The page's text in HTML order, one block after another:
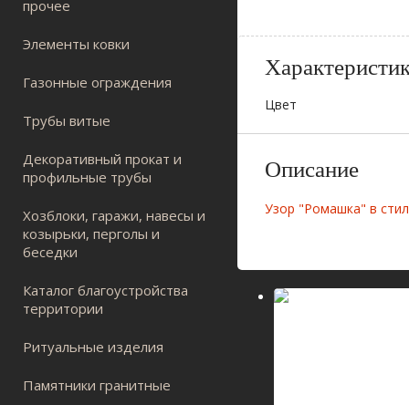
прочее
Элементы ковки
Газонные ограждения
Трубы витые
Декоративный прокат и
профильные трубы
Хозблоки, гаражи, навесы и
козырьки, перголы и
беседки
Каталог благоустройства
территории
Ритуальные изделия
Памятники гранитные
Цвет
Описание
Узор "Ромашка" в